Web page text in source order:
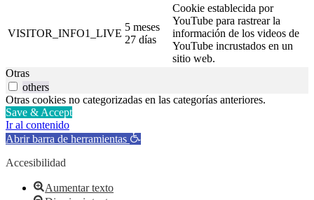
VISITOR_INFO1_LIVE
5 meses
27 días
Cookie establecida por
YouTube para rastrear la
información de los videos de
YouTube incrustados en un
sitio web.
Otras
others
Otras cookies no categorizadas en las categorías anteriores.
Save & Accept
Ir al contenido
Abrir barra de herramientas
Accesibilidad
Aumentar texto